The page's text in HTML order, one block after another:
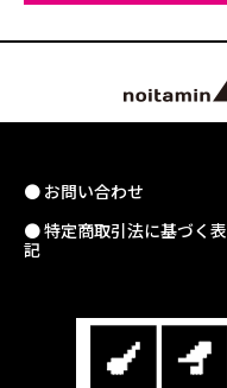
● お問い合わせ
● 特定商取引法に基づく表
記